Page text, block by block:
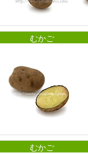
むかご
むかご